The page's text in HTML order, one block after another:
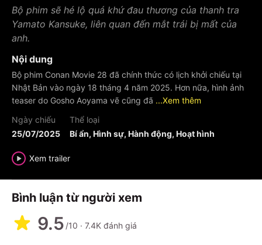
Bộ phim sẽ hé lộ quá khứ đau thương của thanh tra
Yamato Kansuke, liên quan đến mắt trái bị mất của
anh.
Nội dung
Bộ phim Conan Movie 28 đã chính thức có lịch khởi chiếu tại
Nhật Bản vào ngày 18 tháng 4 năm 2025. Hơn nữa, hình ảnh
teaser do Gosho Aoyama vẽ cũng đã ...Xem thêm
Ngày chiếu
25/07/2025
Thể loại
Bí ẩn, Hình sự, Hành động, Hoạt hình
Xem trailer
Bình luận từ người xem
9.5 /10 · 7.4K đánh giá